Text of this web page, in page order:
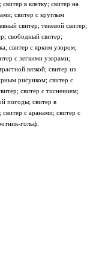
в клетку; свитер на
свитер с круглым
свитер; теневой свитер;
свободный свитер;
свитер с ярким узором;
с легкими узорами;
вязкой; свитер из
рисунком; свитер с
свитер с тиснением;
погоды; свитер в
с аранами; свитер с
гольф.